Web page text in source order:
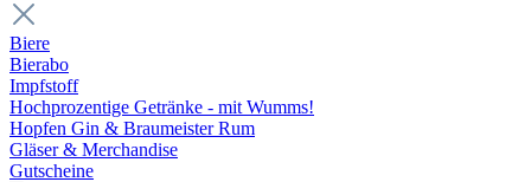
Biere
Bierabo
Impfstoff
Hochprozentige Getränke - mit Wumms!
Hopfen Gin & Braumeister Rum
Gläser & Merchandise
Gutscheine